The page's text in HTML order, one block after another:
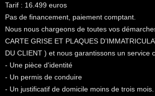
Tarif : 16.499 euros
Pas de financement, paiement comptant.
Nous nous chargeons de toutes vos
CARTE GRISE ET PLAQUES
DU CLIENT ) et nous garantissons un service
- Une pièce d'identité
- Un permis de conduire
- Un justificatif de domicile moins de trois mois.